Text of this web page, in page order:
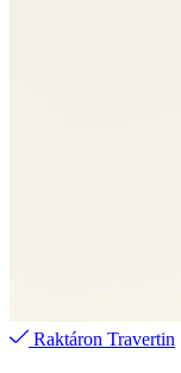
Raktáron Travertin